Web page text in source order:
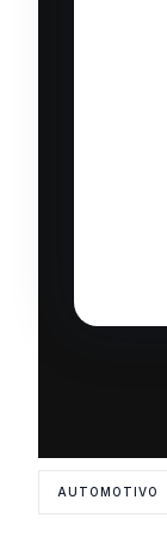
AUTOMOTIVO